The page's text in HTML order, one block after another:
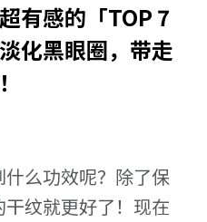
有感的「TOP 7
化黑眼圈，带走
么功效呢？除了保
纹就更好了！现在